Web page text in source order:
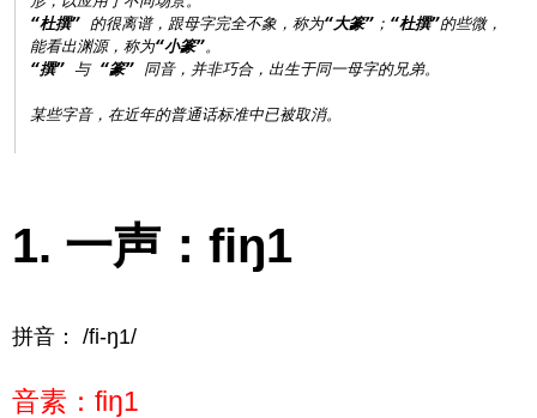
“杜撰” 的很离谱，跟母字完全不象，称为“大篆”； “杜撰”的些微，
能看出渊源，称为“小篆”
“撰” 与 “篆” 同音，并非巧合，出生于同一母字的兄弟。
一声：fiŋ1
拼音： /fi-ŋ1/
音素：fiŋ1